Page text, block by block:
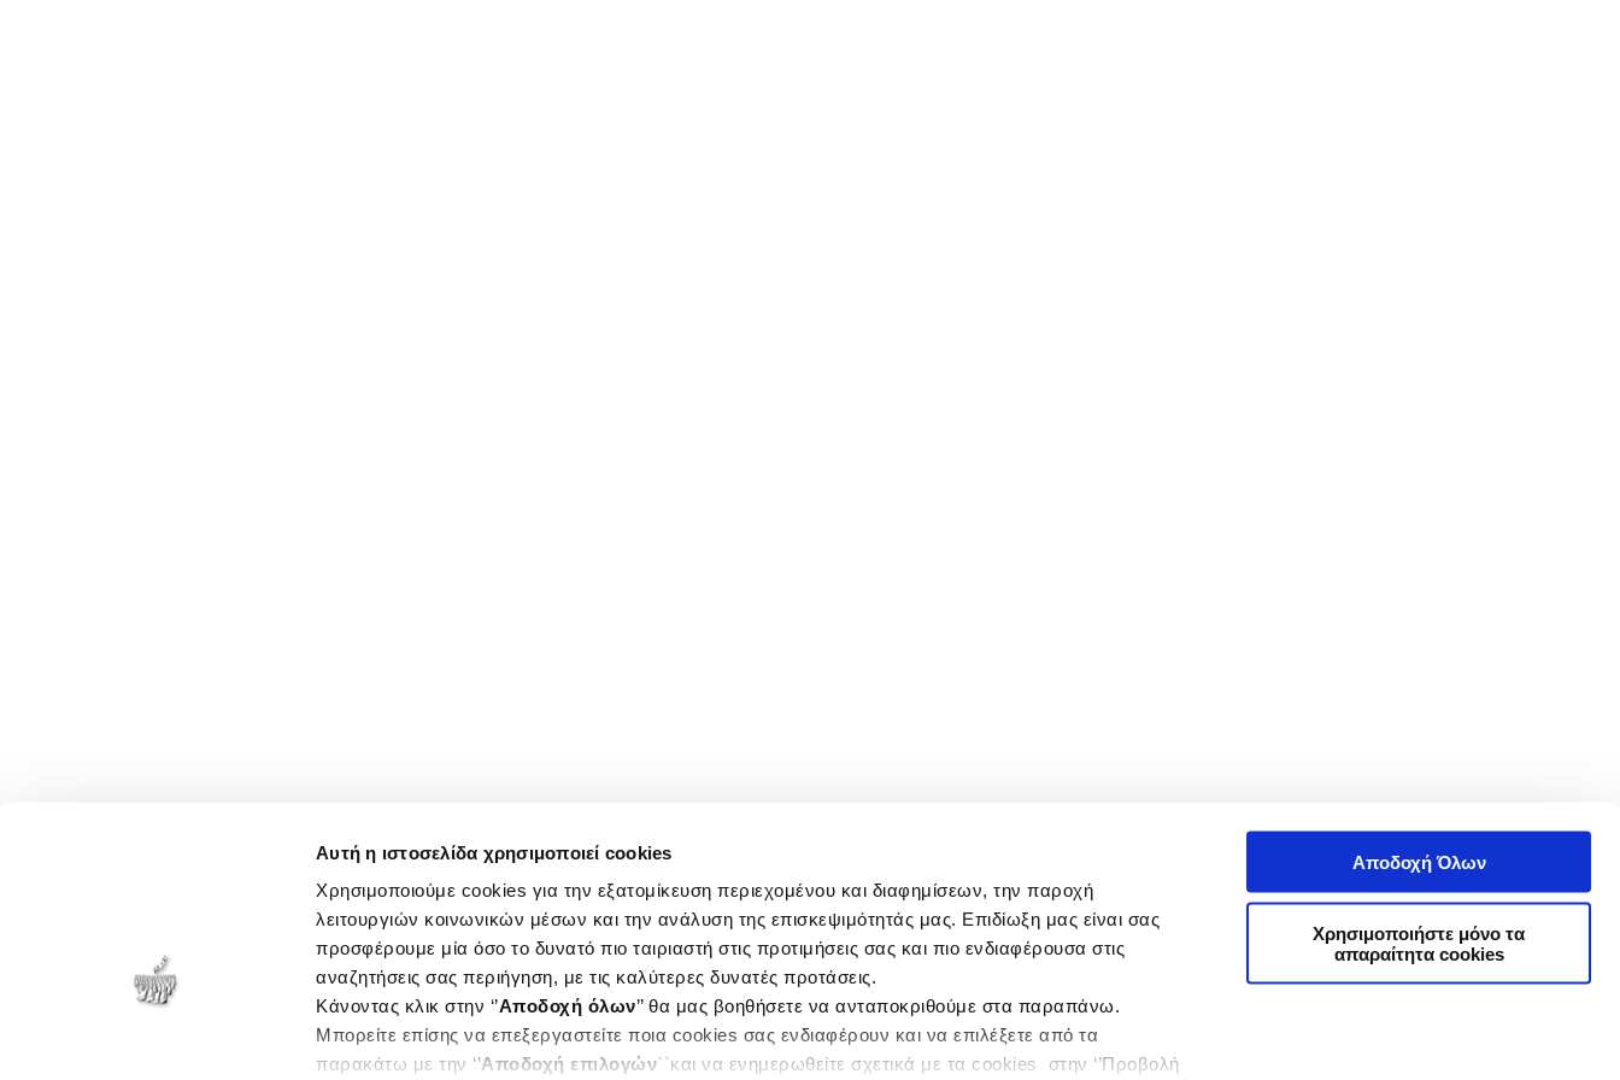
Αυτή η ιστοσελίδα χρησιμοποιεί cookies
Χρησιμοποιούμε cookies για την εξατομίκευση περιεχομένου και διαφημίσεων, την παροχή
λειτουργιών κοινωνικών μέσων και την ανάλυση της επισκεψιμότητάς μας. Επιδίωξη μας είναι σας
προσφέρουμε μία όσο το δυνατό πιο ταιριαστή στις προτιμήσεις σας και πιο ενδιαφέρουσα στις
αναζητήσεις σας περιήγηση, με τις καλύτερες δυνατές προτάσεις.
Κάνοντας κλικ στην ‘’Αποδοχή όλων’’ θα μας βοηθήσετε να ανταποκριθούμε στα παραπάνω.
Μπορείτε επίσης να επεξεργαστείτε ποια cookies σας ενδιαφέρουν και να επιλέξετε από τα
παρακάτω με την ‘’Αποδοχή επιλογών΄΄και να ενημερωθείτε σχετικά με τα cookies στην ‘’Προβολή
Αποδοχή Όλων
Χρησιμοποιήστε μόνο τα
απαραίτητα cookies